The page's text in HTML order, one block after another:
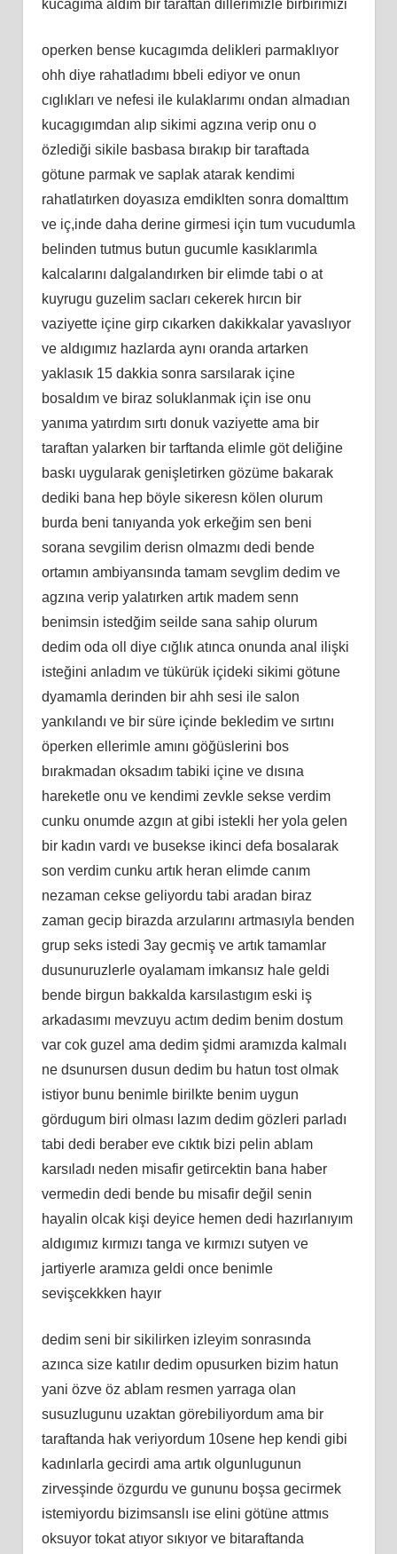
kucagıma aldım bir taraftan dillerimizle birbirimizi
operken bense kucagımda delikleri parmaklıyor
ohh diye rahatladımı bbeli ediyor ve onun
cıglıkları ve nefesi ile kulaklarımı ondan almadıan
kucagıgımdan alıp sikimi agzına verip onu o
özlediği sikile basbasa bırakıp bir taraftada
götune parmak ve saplak atarak kendimi
rahatlatırken doyasıza emdiklten sonra domalttım
ve iç,inde daha derine girmesi için tum vucudumla
belinden tutmus butun gucumle kasıklarımla
kalcalarını dalgalandırken bir elimde tabi o at
kuyrugu guzelim sacları cekerek hırcın bir
vaziyette içine girp cıkarken dakikkalar yavaslıyor
ve aldıgımız hazlarda aynı oranda artarken
yaklasık 15 dakkia sonra sarsılarak içine
bosaldım ve biraz soluklanmak için ise onu
yanıma yatırdım sırtı donuk vaziyette ama bir
taraftan yalarken bir tarftanda elimle göt deliğine
baskı uygularak genişletirken gözüme bakarak
dediki bana hep böyle sikeresn kölen olurum
burda beni tanıyanda yok erkeğim sen beni
sorana sevgilim derisn olmazmı dedi bende
ortamın ambiyansında tamam sevglim dedim ve
agzına verip yalatırken artık madem senn
benimsin istedğim seilde sana sahip olurum
dedim oda oll diye cığlık atınca onunda anal ilişki
isteğini anladım ve tükürük içideki sikimi götune
dyamamla derinden bir ahh sesi ile salon
yankılandı ve bir süre içinde bekledim ve sırtını
öperken ellerimle amını göğüslerini bos
bırakmadan oksadım tabiki içine ve dısına
hareketle onu ve kendimi zevkle sekse verdim
cunku onumde azgın at gibi istekli her yola gelen
bir kadın vardı ve busekse ikinci defa bosalarak
son verdim cunku artık heran elimde canım
nezaman cekse geliyordu tabi aradan biraz
zaman gecip birazda arzularını artmasıyla benden
grup seks istedi 3ay gecmiş ve artık tamamlar
dusunuruzlerle oyalamam imkansız hale geldi
bende birgun bakkalda karsılastıgım eski iş
arkadasımı mevzuyu actım dedim benim dostum
var cok guzel ama dedim şidmi aramızda kalmalı
ne dsunursen dusun dedim bu hatun tost olmak
istiyor bunu benimle birilkte benim uygun
gördugum biri olması lazım dedim gözleri parladı
tabi dedi beraber eve cıktık bizi pelin ablam
karsıladı neden misafir getircektin bana haber
vermedin dedi bende bu misafir değil senin
hayalin olcak kişi deyice hemen dedi hazırlanıyım
aldıgımız kırmızı tanga ve kırmızı sutyen ve
jartiyerle aramıza geldi once benimle
sevişcekkken hayır
dedim seni bir sikilirken izleyim sonrasında
azınca size katılır dedim opusurken bizim hatun
yani özve öz ablam resmen yarraga olan
susuzlugunu uzaktan görebiliyordum ama bir
taraftanda hak veriyordum 10sene hep kendi gibi
kadınlarla gecirdi ama artık olgunlugunun
zirvesşinde özgurdu ve gununu boşsa gecirmek
istemiyordu bizimsanslı ise elini götüne attmıs
oksuyor tokat atıyor sıkıyor ve bitaraftanda